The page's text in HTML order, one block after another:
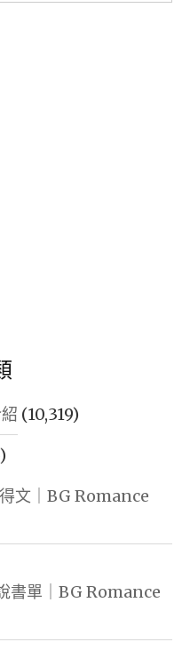
(10,319)
文｜BG Romance
書單｜BG Romance